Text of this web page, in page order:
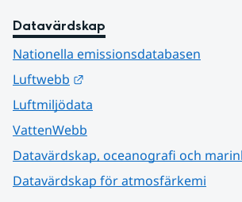
Datavärdskap
Nationella emissionsdatabasen
Luftwebb
Luftmiljödata
VattenWebb
Datavärdskap, oceanografi och
Datavärdskap för atmosfärkemi